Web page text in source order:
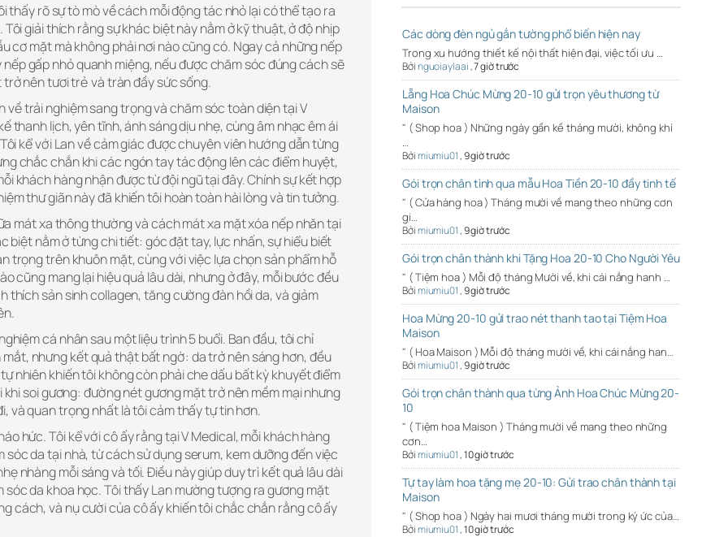
thấy rõ sự tò mò về cách mỗi động tác nhỏ lại có thể tạo ra
giải thích rằng sự khác biệt này nằm ở kỹ thuật, ở độ nhịp
cơ mặt mà không phải nơi nào cũng có. Ngay cả những nếp
gấp nhỏ quanh miệng, nếu được chăm sóc đúng cách sẽ
nên tươi trẻ và tràn đầy sức sống.
về trải nghiệm sang trọng và chăm sóc toàn diện tại V
thanh lịch, yên tĩnh, ánh sáng dịu nhẹ, cùng âm nhạc êm ái
kể với Lan về cảm giác được chuyên viên hướng dẫn từng
chắc chắn khi các ngón tay tác động lên các điểm huyệt,
khách hàng nhận được từ đội ngũ tại đây. Chính sự kết hợp
thư giãn này đã khiến tôi hoàn toàn hài lòng và tin tưởng.
mát xa thông thường và cách mát xa mặt xóa nếp nhăn tại
biệt nằm ở từng chi tiết: góc đặt tay, lực nhấn, sự hiểu biết
trọng trên khuôn mặt, cùng với việc lựa chọn sản phẩm hỗ
cũng mang lại hiệu quả lâu dài, nhưng ở đây, mỗi bước đều
thích sản sinh collagen, tăng cường đàn hồi da, và giảm
cá nhân sau một liệu trình 5 buổi. Ban đầu, tôi chỉ
nhưng kết quả thật bất ngờ: da trở nên sáng hơn, đều
nhiên khiến tôi không còn phải che dấu bất kỳ khuyết điểm
soi gương: đường nét gương mặt trở nên mềm mại nhưng
và quan trọng nhất là tôi cảm thấy tự tin hơn.
hức. Tôi kể với cô ấy rằng tại V Medical, mỗi khách hàng
da tại nhà, từ cách sử dụng serum, kem dưỡng đến việc
nhàng mỗi sáng và tối. Điều này giúp duy trì kết quả lâu dài
da khoa học. Tôi thấy Lan mường tượng ra gương mặt
cách, và nụ cười của cô ấy khiến tôi chắc chắn rằng cô ấy
Các dòng đèn ngủ gắn tường phổ biến hiện nay
Trong xu hướng thiết kế nội thất hiện đại, việc tối ưu …
Bởinguoiaylaai,7 giờ trước
Lẵng Hoa Chúc Mừng 20-10 gửi trọn yêu thương từ
Maison
" ( Shop hoa ) Những ngày gần kề tháng mười, không khí
…
Bởimiumiu01,9 giờ trước
Gói trọn chân tình qua mẫu Hoa Tiền 20-10 đầy tinh tế
" ( Cửa hàng hoa ) Tháng mười về mang theo những cơn
gi…
Bởimiumiu01,9 giờ trước
Gói trọn chân thành khi Tặng Hoa 20-10 Cho Người Yêu
" ( Tiệm hoa ) Mỗi độ tháng Mười về, khi cái nắng hanh …
Bởimiumiu01,9 giờ trước
Hoa Mừng 20-10 gửi trao nét thanh tao tại Tiệm Hoa
Maison
" ( Hoa Maison ) Mỗi độ tháng mười về, khi cái nắng han…
Bởimiumiu01,9 giờ trước
Gói trọn chân thành qua từng Ảnh Hoa Chúc Mừng 20-
10
" ( Tiệm hoa Maison ) Tháng mười về mang theo những
cơn…
Bởimiumiu01,10 giờ trước
Tự tay làm hoa tặng mẹ 20-10: Gửi trao chân thành tại
Maison
" ( Shop hoa ) Ngày hai mươi tháng mười trong ký ức của…
Bởimiumiu01,10 giờ trước